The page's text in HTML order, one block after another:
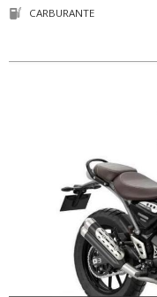
CARBURANTE